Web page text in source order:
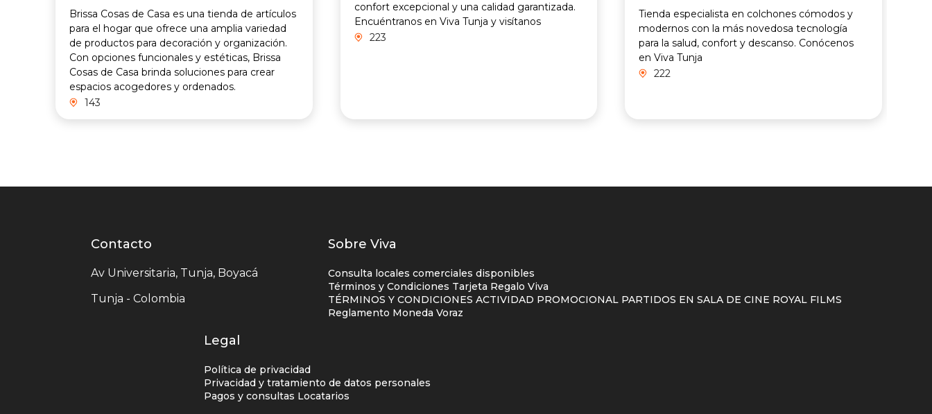
Brissa Cosas de Casa es una tienda de artículos
para el hogar que ofrece una amplia variedad
de productos para decoración y organización.
Con opciones funcionales y estéticas, Brissa
Cosas de Casa brinda soluciones para crear
espacios acogedores y ordenados.
143
confort excepcional y una calidad garantizada.
Encuéntranos en Viva Tunja y visítanos
223
Tienda especialista en colchones cómodos y
modernos con la más novedosa tecnología
para la salud, confort y descanso. Conócenos
en Viva Tunja
222
Contacto
centro
Contacto
Av Universitaria, Tunja, Boyacá
Tunja - Colombia
Listados
enlaces
centro
comercial
Sobre Viva
Consulta locales comerciales disponibles
Términos y Condiciones Tarjeta Regalo Viva
TÉRMINOS Y CONDICIONES ACTIVIDAD PROMOCIONAL PARTIDOS EN SALA DE CINE ROYAL FILMS
Reglamento Moneda Voraz
Legal
Política de privacidad
Privacidad y tratamiento de datos personales
Pagos y consultas Locatarios